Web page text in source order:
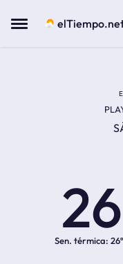
Menu
26
ºC
Sen. térmica: